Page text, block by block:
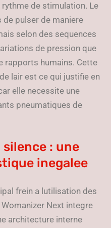
de stimulation. Le
pulser de maniere
selon des sequences
de pression que
rapports humains. Cette
lair est ce qui justifie en
elle necessite une
pneumatiques de
: une
inegalee
frein a lutilisation des
Next integre
architecture interne